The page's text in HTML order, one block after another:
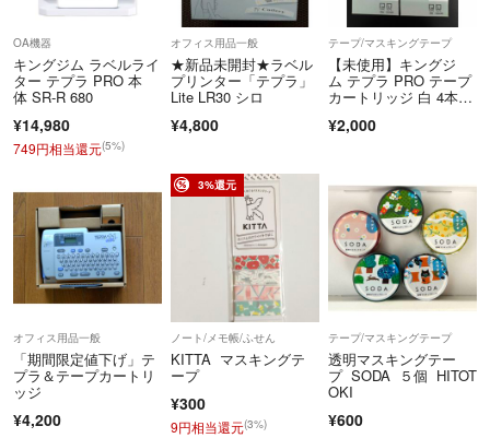
♫ペット喫煙者は居ません。
よろしくお願いしますm(__)m
OA機器
キングジム ラベルライ
ター テプラ PRO 本
体 SR-R 680
¥14,980
749円相当還元(5%)
オフィス用品一般
★新品未開封★ラベル
プリンター「テプラ」
Lite LR30 シロ
¥4,800
テープ/マスキングテープ
【未使用】キングジ
ム テプラ PRO テープ
カートリッジ 白 4本セ
¥2,000
オフィス用品一般
「期間限定値下げ」テ
プラ＆テープカートリ
ッジ
¥4,200
3%還元
ノート/メモ帳/ふせん
KITTA マスキングテ
ープ
¥300
9円相当還元(3%)
テープ/マスキングテープ
透明マスキングテー
プ SODA ５個 HITOT
OKI
¥600